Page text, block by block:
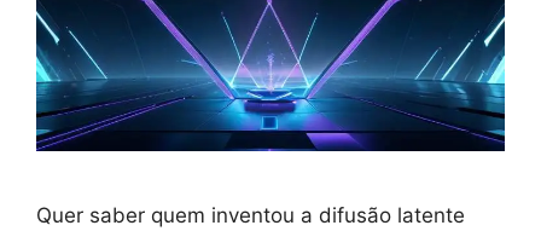
Quer saber quem inventou a difusão latente